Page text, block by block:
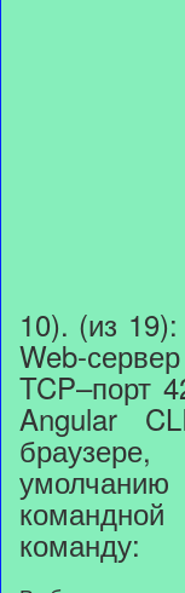
10). (из
Web-
TCP–порт
Angular
команду: